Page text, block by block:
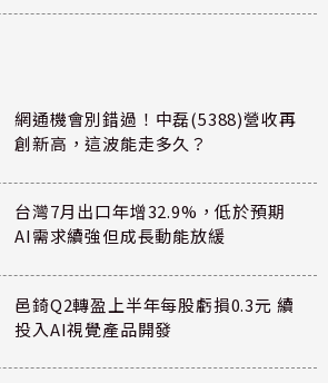
網通機會別錯過！中磊(5388)營收再
創新高，這波能走多久？
台灣7月出口年增32.9%，低於預期
AI需求續強但成長動能放緩
邑錡Q2轉盈上半年每股虧損0.3元 續
投入AI視覺產品開發